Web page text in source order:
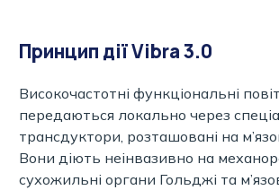
Принцип дії Vibra 3.0
Високочастотні функціональні
передаються локально через
трансдуктори, розташовані на
Вони діють неінвазивно на
сухожильні органи Гольджі та